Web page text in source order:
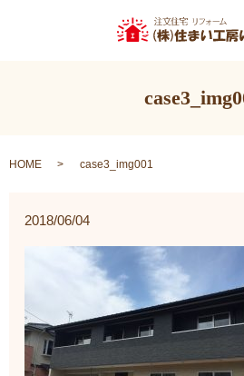
HOME case3_img001
2018/06/04